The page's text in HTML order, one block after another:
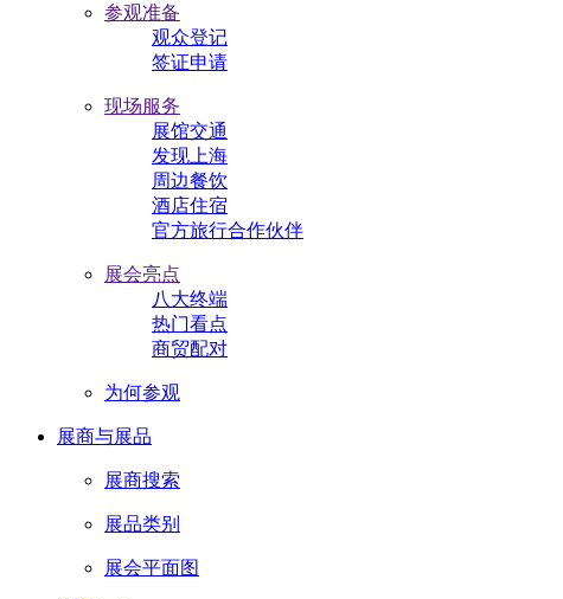
参观准备
观众登记
签证申请
现场服务
展馆交通
发现上海
周边餐饮
酒店住宿
官方旅行合作伙伴
展会亮点
八大终端
热门看点
商贸配对
为何参观
展商与展品
展商搜索
展品类别
展会平面图